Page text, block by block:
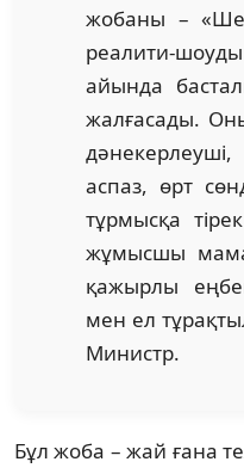
жобаны –
реалити-
айында
жалғасады.
аспаз, өрт
тұрмысқа
жұмысшы
қажырлы
мен ел
Министр.
Бұл жоба – жай ғана